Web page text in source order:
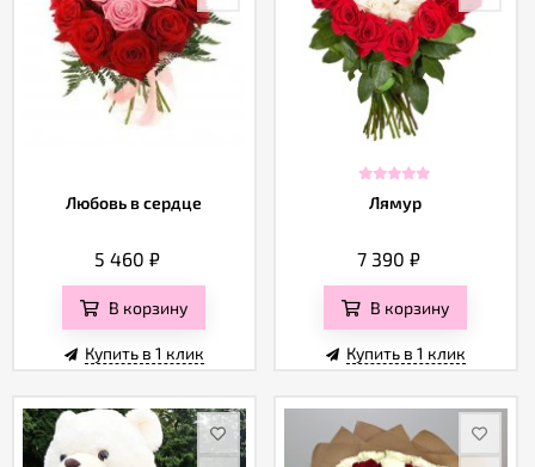
Любовь в сердце
5 460 ₽
В корзину
Купить в 1 клик
Лямур
7 390 ₽
В корзину
Купить в 1 клик